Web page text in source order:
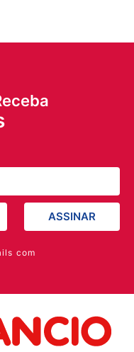
ASSINAR
com